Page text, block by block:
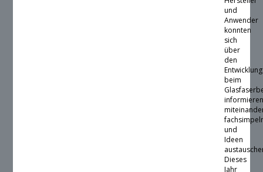
und
Anwender
konnten
sich
über
den
beim
und
Ideen
Dieses
Jahr